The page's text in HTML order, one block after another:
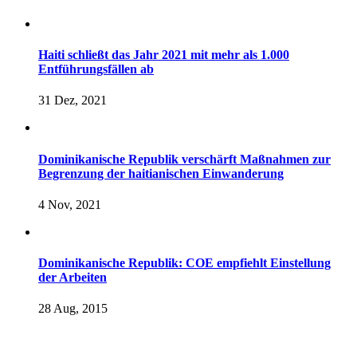
Haiti schließt das Jahr 2021 mit mehr als 1.000
Entführungsfällen ab
31 Dez, 2021
Dominikanische Republik verschärft Maßnahmen zur
Begrenzung der haitianischen Einwanderung
4 Nov, 2021
Dominikanische Republik: COE empfiehlt Einstellung
der Arbeiten
28 Aug, 2015